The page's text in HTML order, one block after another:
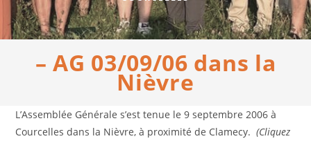
– AG 03/09/06 dans la
Nièvre
L’Assemblée Générale s’est tenue le 9 septembre 2006 à
Courcelles dans la Nièvre, à proximité de Clamecy.(Cliquez